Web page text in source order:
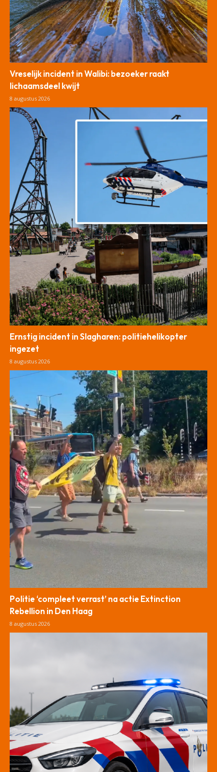
Vreselijk incident in Walibi: bezoeker raakt
lichaamsdeel kwijt
8 augustus 2026
Ernstig incident in Slagharen: politiehelikopter
ingezet
8 augustus 2026
Politie ‘compleet verrast’ na actie Extinction
Rebellion in Den Haag
8 augustus 2026